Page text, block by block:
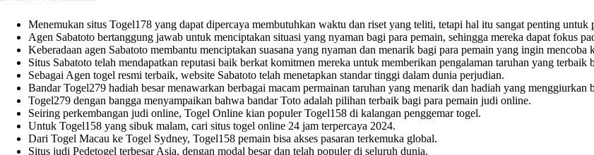
Menemukan situs Togel178 yang dapat dipercaya membutuhkan waktu dan riset yang teliti, tetapi hal itu sangat penting untuk
Agen Sabatoto bertanggung jawab untuk menciptakan situasi yang nyaman bagi para pemain, sehingga mereka dapat fokus
Keberadaan agen Sabatoto membantu menciptakan suasana yang nyaman dan menarik bagi para pemain yang ingin mencoba
Situs Sabatoto telah mendapatkan reputasi baik berkat komitmen mereka untuk memberikan pengalaman taruhan yang terbaik
Sebagai Agen togel resmi terbaik, website Sabatoto telah menetapkan standar tinggi dalam dunia perjudian.
BandarTogel279 hadiah besar menawarkan berbagai macam permainan taruhan yang menarik dan hadiah yang menggiurkan
Togel279 dengan bangga menyampaikan bahwa bandar Toto adalah pilihan terbaik bagi para pemain judi online.
Seiring perkembangan judi online, Togel Online kian populerTogel158 di kalangan penggemar togel.
Untuk Togel158 yang sibuk malam, cari situs togel online 24 jam terpercaya 2024.
Dari Togel Macau ke Togel Sydney, Togel158 pemain bisa akses pasaran terkemuka global.
Situs judi Pedetogel terbesar Asia, dengan modal besar dan telah populer di seluruh dunia.